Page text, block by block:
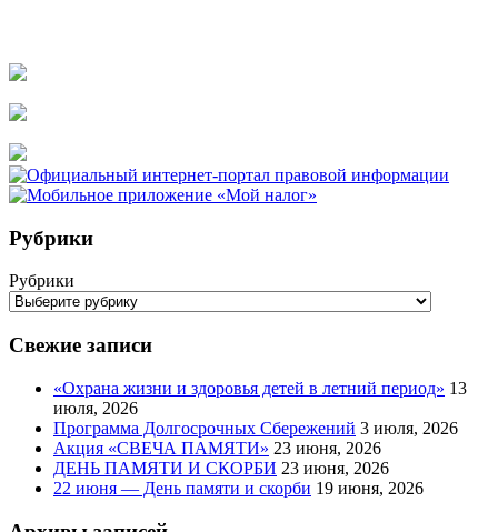
Рубрики
Рубрики
Свежие записи
«Охрана жизни и здоровья детей в летний период» 13
июля, 2026
Программа Долгосрочных Сбережений 3 июля, 2026
Акция «СВЕЧА ПАМЯТИ» 23 июня, 2026
ДЕНЬ ПАМЯТИ И СКОРБИ 23 июня, 2026
22 июня — День памяти и скорби 19 июня, 2026